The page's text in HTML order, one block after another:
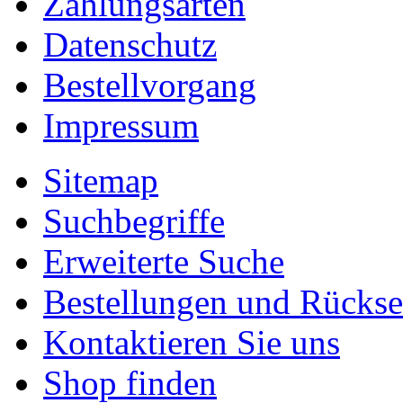
Datenschutz
Bestellvorgang
Impressum
Sitemap
Suchbegriffe
Erweiterte Suche
Bestellungen und
Kontaktieren Sie uns
Shop finden